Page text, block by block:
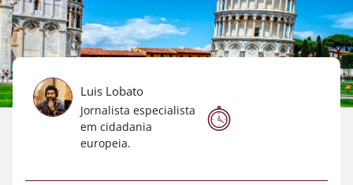
Luis Lobato
Jornalista especialista
em cidadania
europeia.